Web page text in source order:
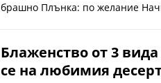
брашно Плънка: по желание
Блаженство от 3
се на любимия